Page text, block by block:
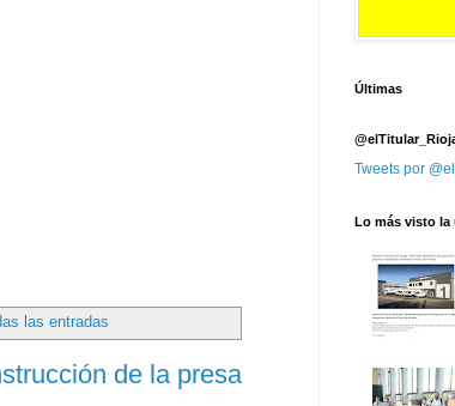
las entradas
de la presa
Últimas
Tweets por
Lo más visto la